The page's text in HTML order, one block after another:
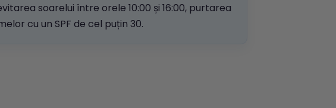
soarelui între orele 10:00 și 16:00, purtarea
cu un SPF de cel puțin 30.